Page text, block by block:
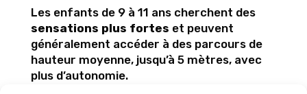
Les enfants de 9 à 11 ans cherchent des
sensations plus fortes et peuvent
généralement accéder à des parcours de
hauteur moyenne, jusqu’à 5 mètres, avec
plus d’autonomie.